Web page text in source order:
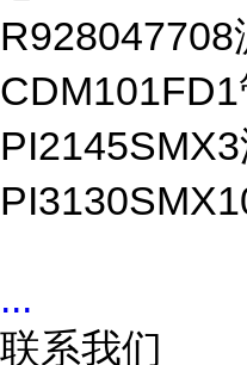
R928047708
...
联系我们